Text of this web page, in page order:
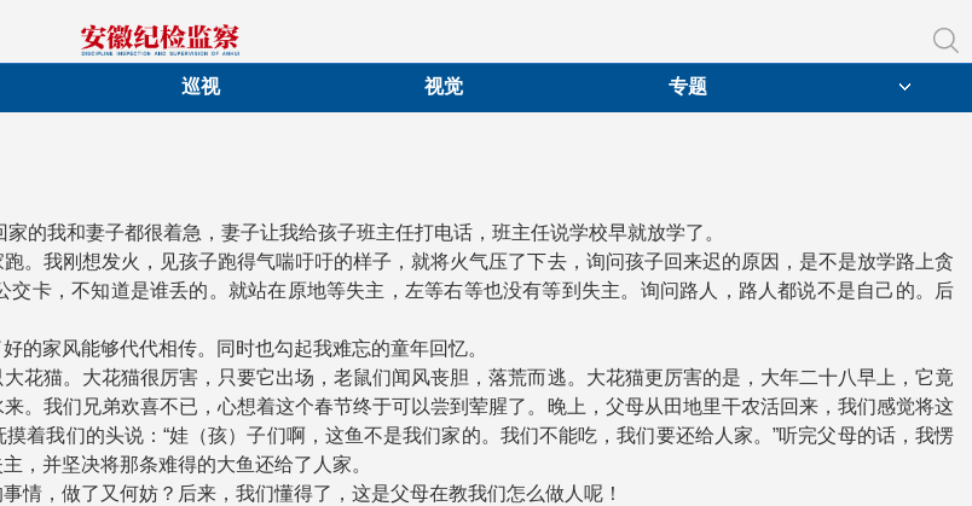
巡视 视觉 专题
的我和妻子都很着急，妻子让我给孩子班主任打电话，班主任说学校早就放学了。
。我刚想发火，见孩子跑得气喘吁吁的样子，就将火气压了下去，询问孩子回来迟的原因，是不是放学路上贪
卡，不知道是谁丢的。就站在原地等失主，左等右等也没有等到失主。询问路人，路人都说不是自己的。后
的家风能够代代相传。同时也勾起我难忘的童年回忆。
花猫。大花猫很厉害，只要它出场，老鼠们闻风丧胆，落荒而逃。大花猫更厉害的是，大年二十八早上，它竟
。我们兄弟欢喜不已，心想着这个春节终于可以尝到荤腥了。晚上，父母从田地里干农活回来，我们感觉将这
着我们的头说：“娃（孩）子们啊，这鱼不是我们家的。我们不能吃，我们要还给人家。”听完父母的话，我愣
，并坚决将那条难得的大鱼还给了人家。
情，做了又何妨？后来，我们懂得了，这是父母在教我们怎么做人呢！